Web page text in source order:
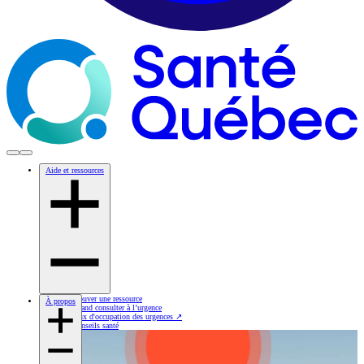
Aide et ressources
Trouver une ressource
Quand consulter à l’urgence
Taux d'occupation des urgences ↗
Conseils santé
À propos